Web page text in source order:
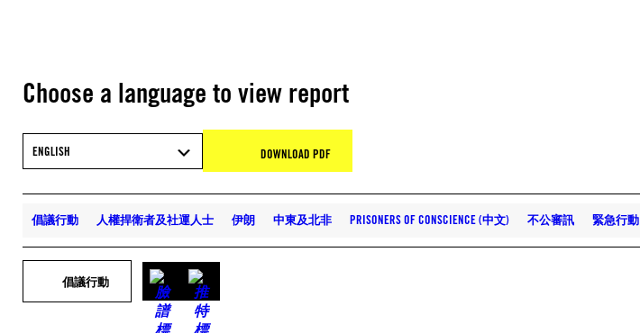
Choose a language to view report
ENGLISH DOWNLOAD PDF
倡議行動 人權捍衛者及社運人士 伊朗 中東及北非 PRISONERS OF CONSCIENCE (中文) 不公審訊 緊急行動
倡議行動